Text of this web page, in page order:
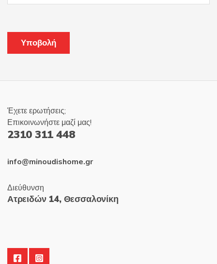
Έχετε ερωτήσεις;
Επικοινωνήστε μαζί μας!
2310 311 448
info@minoudishome.gr
Διεύθυνση
Ατρειδών 14, Θεσσαλονίκη